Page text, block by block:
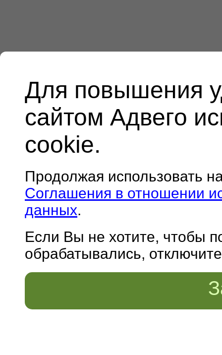
Для повышения
сайтом Адвего
cookie.
Продолжая использовать
Соглашения в отношении
данных.
Если Вы не хотите, чтобы
обрабатывались,